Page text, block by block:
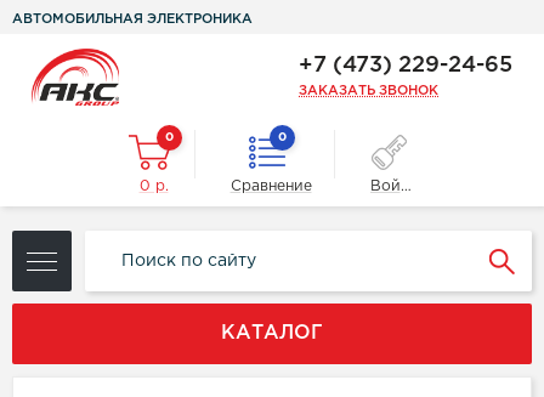
АВТОМОБИЛЬНАЯ ЭЛЕКТРОНИКА
+7 (473) 229-24-65
ЗАКАЗАТЬ ЗВОНОК
0
0 р.
0
Сравнение Войти
КАТАЛОГ